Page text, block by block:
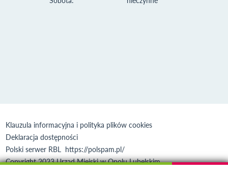
Klauzula informacyjna i polityka plików cookies
Deklaracja dostępności
Polski serwer RBL https://polspam.pl/
Copyright 2023 Urząd Miejski w Opolu Lubelskim